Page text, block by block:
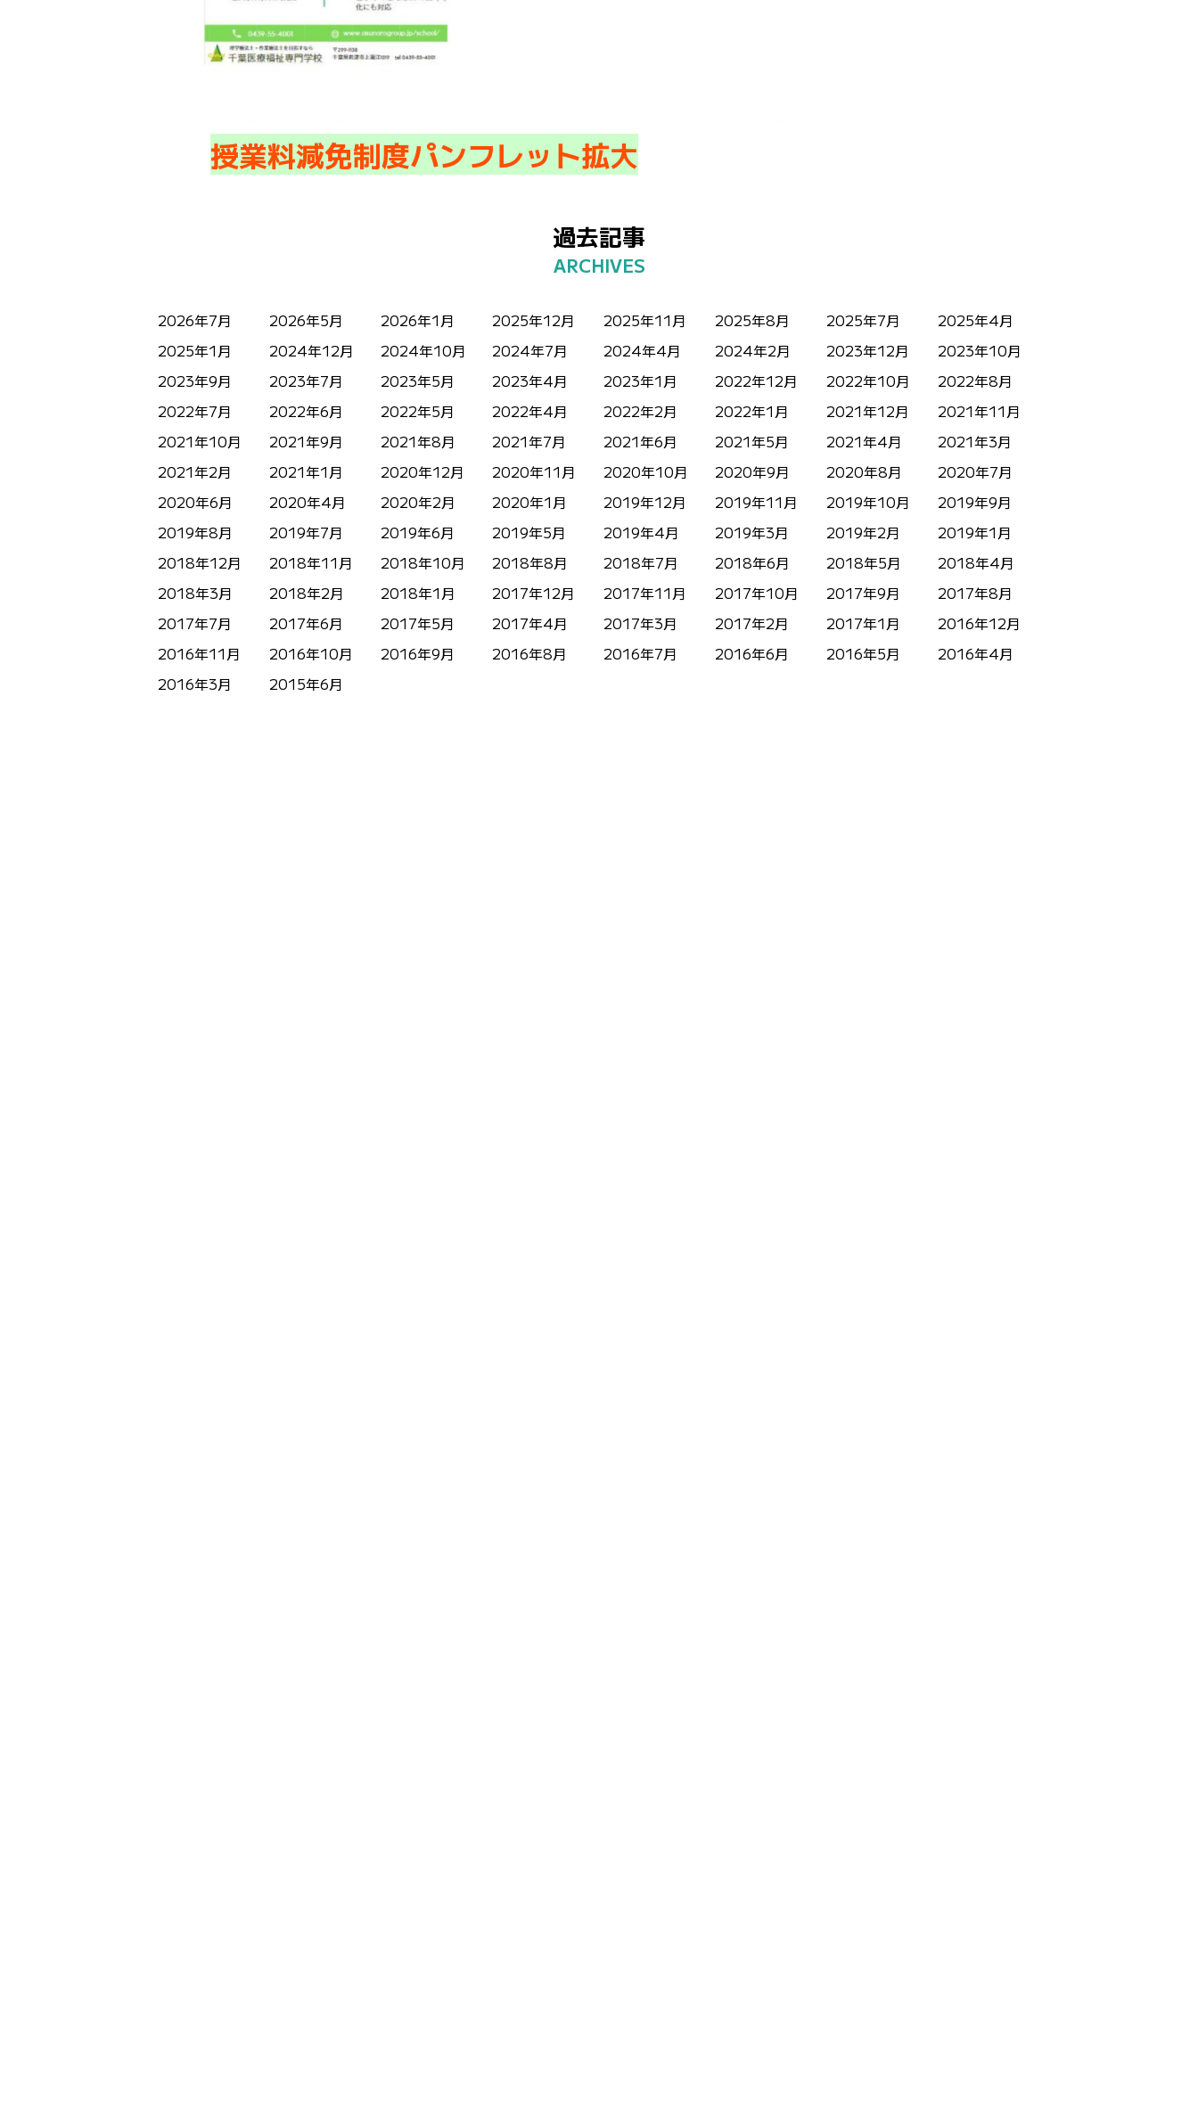
授業料減免制度パンフレット拡大
過去記事
2026年7月 2026年5月 2026年1月 2025年12月 2025年11月 2025年8月 2025年7月
2025年4月
2025年1月
2024年12月 2024年10月 2024年7月 2024年4月 2024年2月 2023年12月
2023年10月
2023年9月
2023年7月 2023年5月 2023年4月 2023年1月 2022年12月 2022年10月
2022年8月
2022年7月
2022年6月 2022年5月 2022年4月 2022年2月 2022年1月 2021年12月
2021年11月
2021年10月
2021年9月 2021年8月 2021年7月 2021年6月 2021年5月 2021年4月
2021年3月
2021年2月
2021年1月 2020年12月 2020年11月 2020年10月 2020年9月 2020年8月
2020年7月
2020年6月
2020年4月 2020年2月 2020年1月 2019年12月 2019年11月 2019年10月
2019年9月
2019年8月
2019年7月 2019年6月 2019年5月 2019年4月 2019年3月 2019年2月
2019年1月
2018年12月
2018年11月 2018年10月 2018年8月 2018年7月 2018年6月 2018年5月
2018年4月
2018年3月
2018年2月 2018年1月 2017年12月 2017年11月 2017年10月 2017年9月
2017年8月
2017年7月
2017年6月 2017年5月 2017年4月 2017年3月 2017年2月 2017年1月
2016年12月
2016年11月
2016年10月 2016年9月 2016年8月 2016年7月 2016年6月 2016年5月
2016年4月
2016年3月
2015年6月